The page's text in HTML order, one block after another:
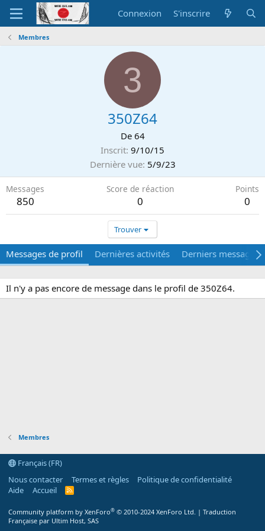
Connexion S'inscrire
Membres
3
350Z64
De 64
Inscrit 9/10/15
Dernière vue 5/9/23
Messages
850
Score de réaction
0
Points
0
Trouver
Messages de profil Dernières activités Derniers messages
Il n'y a pas encore de message dans le profil de 350Z64.
Membres
Français (FR)
Nous contacter
Termes et règles
Politique de confidentialité
Aide
Accueil
R
Community platform by XenForo® © 2010-2024 XenForo Ltd. | Traduction
Française par Ultim Host, SAS